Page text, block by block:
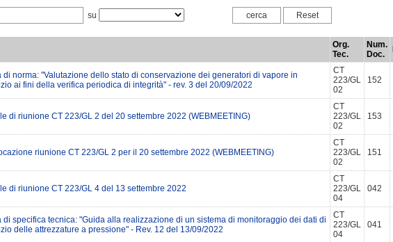
su
Org.
Tec.
Num.
Doc.
di norma: "Valutazione dello stato di conservazione dei generatori di vapore in
ai fini della verifica periodica di integrità" - rev. 3 del 20/09/2022
CT
223/GL
02
152
di riunione CT 223/GL 2 del 20 settembre 2022 (WEBMEETING)
CT
223/GL
02
153
riunione CT 223/GL 2 per il 20 settembre 2022 (WEBMEETING)
CT
223/GL
02
151
di riunione CT 223/GL 4 del 13 settembre 2022
CT
223/GL
04
042
di specifica tecnica: "Guida alla realizzazione di un sistema di monitoraggio dei dati di
delle attrezzature a pressione" - Rev. 12 del 13/09/2022
CT
223/GL
04
041